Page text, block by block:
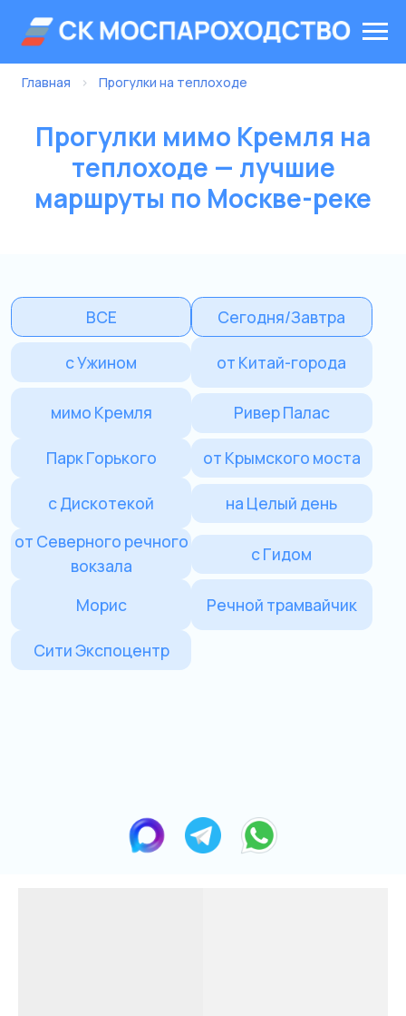
Главная › Прогулки на теплоходе
Прогулки мимо Кремля на
теплоходе — лучшие
маршруты по Москве-реке
мимо Кремля Ривер Палас
Парк Горького от Крымского моста
с Дискотекой
на Целый день
от Северного речного
вокзала
Речной трамвайчик